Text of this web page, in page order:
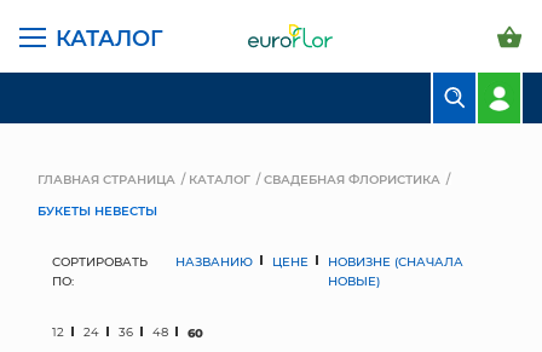
КАТАЛОГ
СВАДЕБНАЯ ФЛОРИСТИКА
ГЛАВНАЯ СТРАНИЦА КАТАЛОГ
СВАДЕБНАЯ ФЛОРИСТИКА
БУКЕТЫ НЕВЕСТЫ
СОРТИРОВАТЬ
ПО:
НАЗВАНИЮ ЦЕНЕ
НОВИЗНЕ (СНАЧАЛА
НОВЫЕ)
12 24 36 48 60